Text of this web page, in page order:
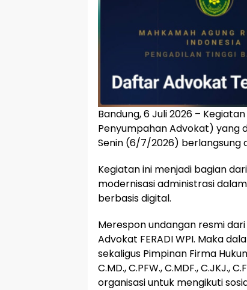
Bandung, 6 Juli 2026 –
Penyumpahan Advokat) yang
Senin (6/7/2026) berlangsung
Kegiatan ini menjadi bagian
modernisasi administrasi
berbasis digital.
Merespon undangan resmi
Advokat FERADI WPI. Maka
sekaligus Pimpinan Firma
C.MD., C.PFW., C.MDF.,
organisasi untuk mengikuti